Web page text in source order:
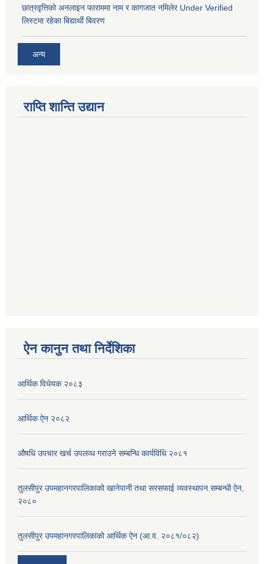
छात्रवृत्तिको अनलाइन फाराममा नाम र कागजात नमिलेर Under Verified
लिस्टमा रहेका बिद्यार्थी बिवरण
अन्य
राप्ति शान्ति उद्यान
ऐन कानुन तथा निर्देशिका
आर्थिक विधेयक २०८३
आर्थिक ऐन २०८२
औषधि उपचार खर्च उपलव्ध गराउने सम्बन्धि कार्यविधि २०८१
तुलसीपुर उपमहानगरपालिकाको खानेपानी तथा सरसफाई व्यवस्थापन सम्बन्धी ऐन,
२०८०
तुलसीपुर उपमहानगरपालिकाको आर्थिक ऐन (आ.व. २०८१/०८२)